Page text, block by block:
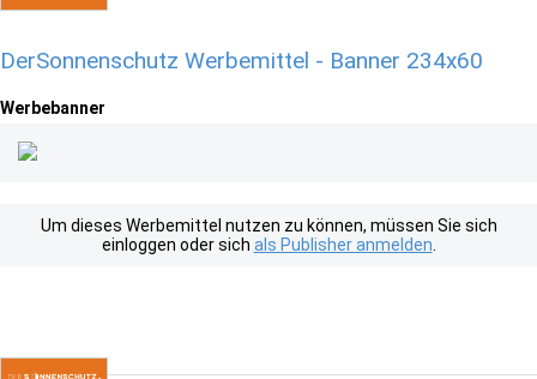
DerSonnenschutz Werbemittel - Banner 234x60
Werbebanner
Um dieses Werbemittel nutzen zu können, müssen Sie sich
einloggen oder sich als Publisher anmelden